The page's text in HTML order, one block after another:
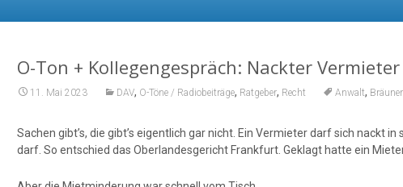
O-Ton + Kollegengespräch: Nackter
11. Mai 2023 DAV, O-Töne / Radiobeiträge, Ratgeber, Recht Anwalt,
Sachen gibt’s, die gibt’s eigentlich gar nicht. Ein Vermieter darf sich nackt
darf. So entschied das Oberlandesgericht Frankfurt. Geklagt hatte ein